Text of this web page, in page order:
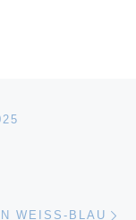
WEISS-BLAU